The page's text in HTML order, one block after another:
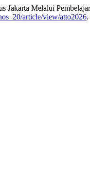
Jakarta Melalui
article/view/atto2026